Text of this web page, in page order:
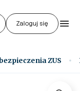
Zaloguj się
ZUS